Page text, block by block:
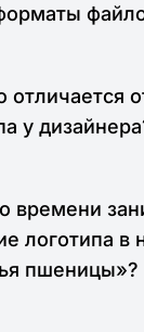
отличается
у
времени
логотипа в
пшеницы»?